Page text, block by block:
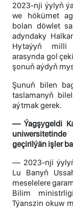
2023-nji ýylyň
we hökümet
bolan döwlet
adyndaky
Hytaýyň milli
arasynda gol
şonuň aýdyň
Şunuň bilen
taslamanyň
aýtmak gerek.
— Ýagşygeldi
geçirilýän işler
— 2023-nji
Lu Banyň
meselelere
Bilim
Týanszin okuw